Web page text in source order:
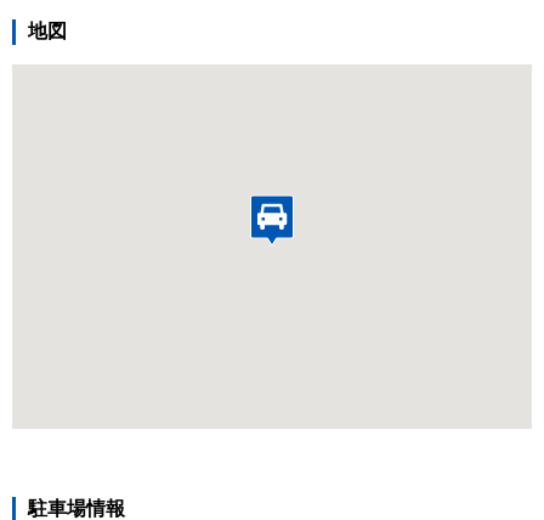
地図
駐車場情報